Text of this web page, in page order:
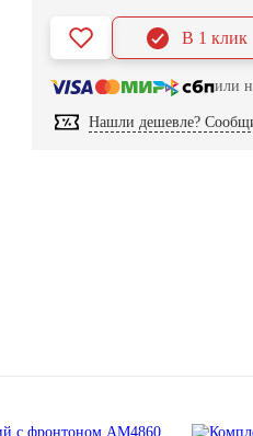
В 1 клик
или
Нашли дешевле?